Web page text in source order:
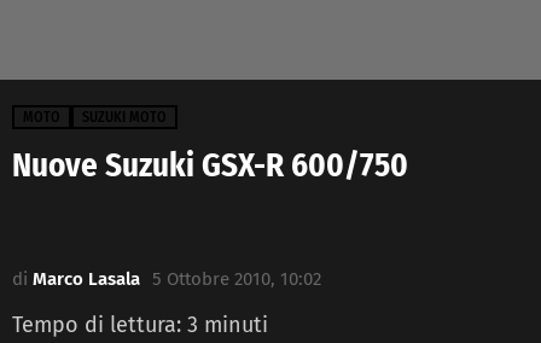
MOTO SUZUKI MOTO
Nuove Suzuki GSX-R 600/750
di Marco Lasala 5 Ottobre 2010, 10:02
Tempo di lettura: 3 minuti